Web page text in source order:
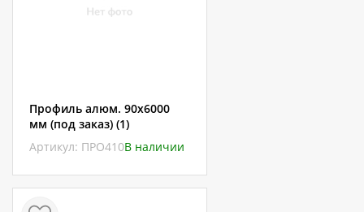
Профиль алюм. 90х6000
мм (под заказ) (1)
Артикул: ПРО410В наличии